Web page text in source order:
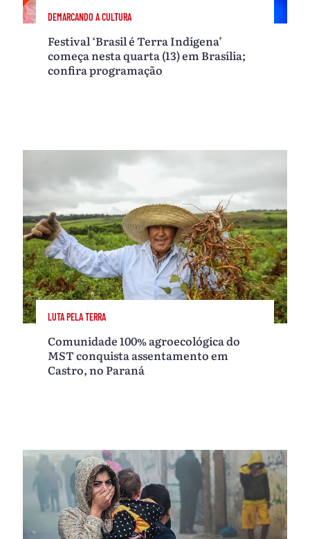
DEMARCANDO A CULTURA
Festival ‘Brasil é Terra Indígena’
começa nesta quarta (13) em Brasília;
confira programação
LUTA PELA TERRA
Comunidade 100% agroecológica do
MST conquista assentamento em
Castro, no Paraná